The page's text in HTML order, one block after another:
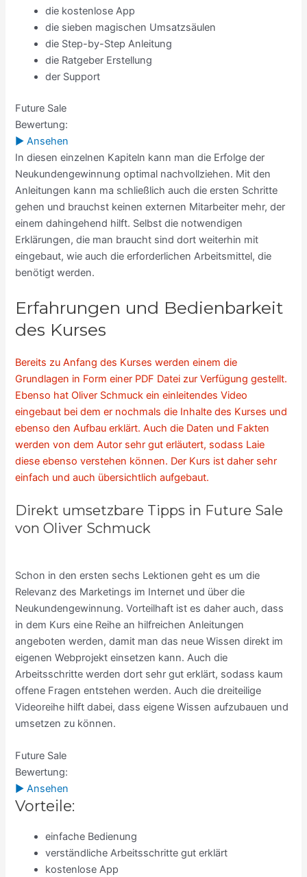
die kostenlose App
die sieben magischen Umsatzsäulen
die Step-by-Step Anleitung
die Ratgeber Erstellung
der Support
Future Sale
Bewertung:
► Ansehen
In diesen einzelnen Kapiteln kann man die Erfolge der
Neukundengewinnung optimal nachvollziehen. Mit den
Anleitungen kann ma schließlich auch die ersten Schritte
gehen und brauchst keinen externen Mitarbeiter mehr, der
einem dahingehend hilft. Selbst die notwendigen
Erklärungen, die man braucht sind dort weiterhin mit
eingebaut, wie auch die erforderlichen Arbeitsmittel, die
benötigt werden.
Erfahrungen und Bedienbarkeit
des Kurses
Bereits zu Anfang des Kurses werden einem die
Grundlagen in Form einer PDF Datei zur Verfügung gestellt.
Ebenso hat Oliver Schmuck ein einleitendes Video
eingebaut bei dem er nochmals die Inhalte des Kurses und
ebenso den Aufbau erklärt. Auch die Daten und Fakten
werden von dem Autor sehr gut erläutert, sodass Laie
diese ebenso verstehen können. Der Kurs ist daher sehr
einfach und auch übersichtlich aufgebaut.
Direkt umsetzbare Tipps in Future Sale
von Oliver Schmuck
Schon in den ersten sechs Lektionen geht es um die
Relevanz des Marketings im Internet und über die
Neukundengewinnung. Vorteilhaft ist es daher auch, dass
in dem Kurs eine Reihe an hilfreichen Anleitungen
angeboten werden, damit man das neue Wissen direkt im
eigenen Webprojekt einsetzen kann. Auch die
Arbeitsschritte werden dort sehr gut erklärt, sodass kaum
offene Fragen entstehen werden. Auch die dreiteilige
Videoreihe hilft dabei, dass eigene Wissen aufzubauen und
umsetzen zu können.
Future Sale
Bewertung:
► Ansehen
Vorteile:
einfache Bedienung
verständliche Arbeitsschritte gut erklärt
kostenlose App